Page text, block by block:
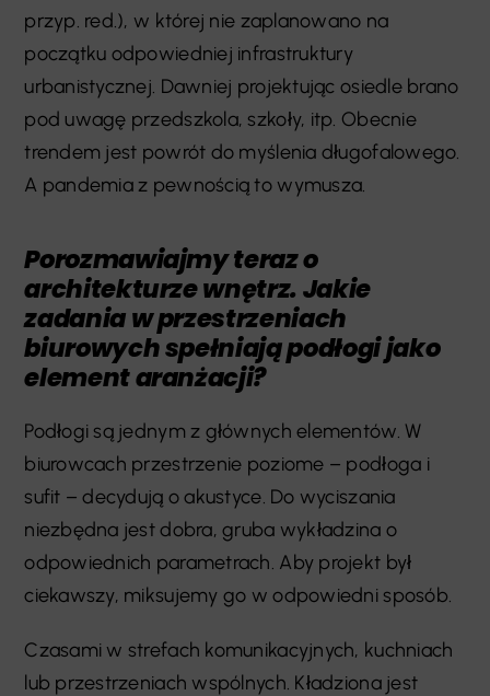
przyp. red.), w której nie zaplanowano na
początku odpowiedniej infrastruktury
urbanistycznej. Dawniej projektując osiedle brano
pod uwagę przedszkola, szkoły, itp. Obecnie
trendem jest powrót do myślenia długofalowego.
A pandemia z pewnością to wymusza.
Porozmawiajmy teraz o
architekturze wnętrz. Jakie
zadania w przestrzeniach
biurowych spełniają podłogi jako
element aranżacji?
Podłogi są jednym z głównych elementów. W
biurowcach przestrzenie poziome – podłoga i
sufit – decydują o akustyce. Do wyciszania
niezbędna jest dobra, gruba wykładzina o
odpowiednich parametrach. Aby projekt był
ciekawszy, miksujemy go w odpowiedni sposób.
Czasami w strefach komunikacyjnych, kuchniach
lub przestrzeniach wspólnych. Kładziona jest